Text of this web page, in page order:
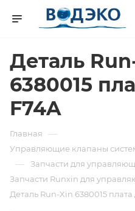
Деталь
6380015
F74A
Главная —
Управляющие клапаны
— Запчасти для
Запчасти Runxin для
Деталь Run-Xin 6380015 плата